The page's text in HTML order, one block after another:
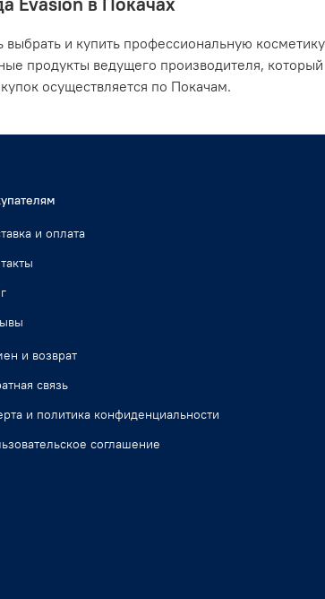
и купить профессиональную
продукты ведущего производителя, который
осуществляется по Покачам.
и оплата
и возврат
связь
и политика конфиденциальности
соглашение